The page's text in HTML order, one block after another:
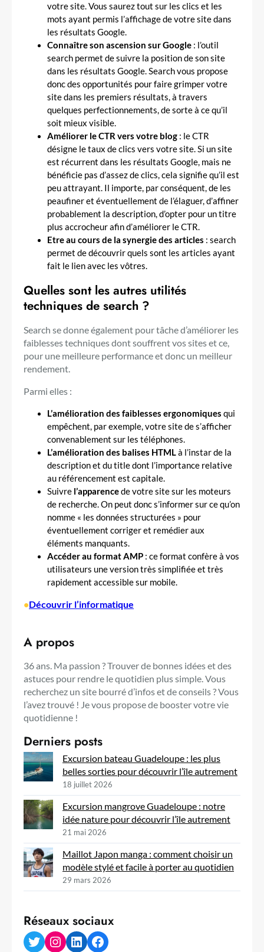
votre site. Vous saurez tout sur les clics et les
mots ayant permis l’affichage de votre site dans
les résultats Google.
Connaître son ascension sur Google : l’outil
search permet de suivre la position de son site
dans les résultats Google. Search vous propose
donc des opportunités pour faire grimper votre
site dans les premiers résultats, à travers
quelques perfectionnements, de sorte à ce qu’il
soit mieux visible.
Améliorer le CTR vers votre blog : le CTR
désigne le taux de clics vers votre site. Si un site
est récurrent dans les résultats Google, mais ne
bénéficie pas d’assez de clics, cela signifie qu’il est
peu attrayant. Il importe, par conséquent, de les
peaufiner et éventuellement de l’élaguer, d’affiner
probablement la description, d’opter pour un titre
plus accrocheur afin d’améliorer le CTR.
Etre au cours de la synergie des articles : search
permet de découvrir quels sont les articles ayant
fait le lien avec les vôtres.
Quelles sont les autres utilités
techniques de search ?
Search se donne également pour tâche d’améliorer les
faiblesses techniques dont souffrent vos sites et ce,
pour une meilleure performance et donc un meilleur
rendement.
Parmi elles :
L’amélioration des faiblesses ergonomiques qui
empêchent, par exemple, votre site de s’afficher
convenablement sur les téléphones.
L’amélioration des balises HTMLà l’instar de la
description et du title dont l’importance relative
au référencement est capitale.
Suivre l’apparencede votre site sur les moteurs
de recherche. On peut donc s’informer sur ce qu’on
nomme « les données structurées » pour
éventuellement corriger et remédier aux
éléments manquants.
Accéder au format AMP : ce format confère à vos
utilisateurs une version très simplifiée et très
rapidement accessible sur mobile.
•Découvrir l’informatique
A propos
36 ans. Ma passion ? Trouver de bonnes idées et des
astuces pour rendre le quotidien plus simple. Vous
recherchez un site bourré d’infos et de conseils ? Vous
l’avez trouvé ! Je vous propose de booster votre vie
quotidienne !
Derniers posts
Excursion bateau Guadeloupe : les plus
belles sorties pour découvrir l’île autrement
18 juillet 2026
Excursion mangrove Guadeloupe : notre
idée nature pour découvrir l’île autrement
21 mai 2026
Maillot Japon manga : comment choisir un
modèle stylé et facile à porter au quotidien
29 mars 2026
Réseaux sociaux
Twitter Instagram LinkedIn Facebook